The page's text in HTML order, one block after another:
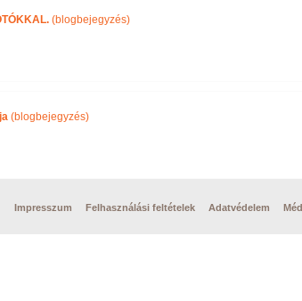
(blogbejegyzés)
(blogbejegyzés)
Impresszum Felhasználási feltételek Adatvédelem